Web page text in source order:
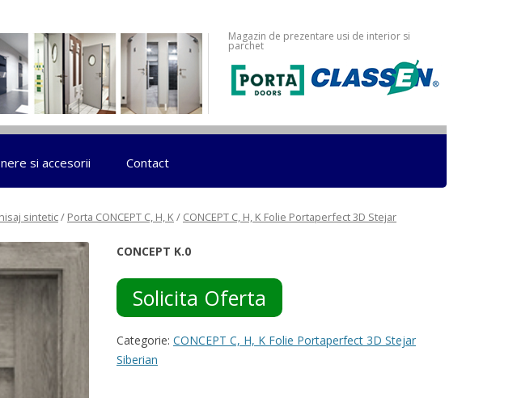
Magazin de prezentare usi de interior si
parchet
conținut
si accesorii Contact
sintetic/ Porta CONCEPT C, H, K/ CONCEPT C, H, K Folie Portaperfect 3D Stejar
CONCEPT K.0
Solicita Oferta
Categorie: CONCEPT C, H, K Folie Portaperfect 3D Stejar
Siberian